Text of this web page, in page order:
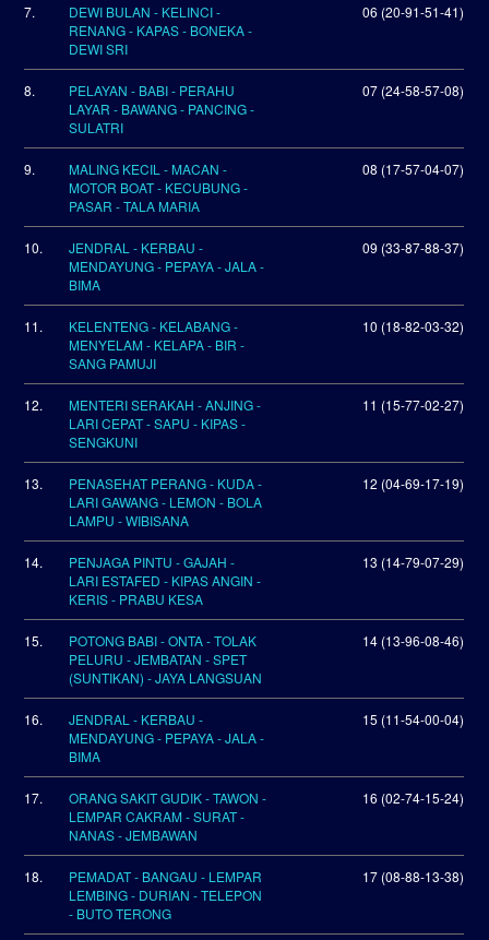
7.
DEWI BULAN - KELINCI -
RENANG - KAPAS - BONEKA -
DEWI SRI
06 (20-91-51-41)
8.
PELAYAN - BABI - PERAHU
LAYAR - BAWANG - PANCING -
SULATRI
07 (24-58-57-08)
9.
MALING KECIL - MACAN -
MOTOR BOAT - KECUBUNG -
PASAR - TALA MARIA
08 (17-57-04-07)
10.
JENDRAL - KERBAU -
MENDAYUNG - PEPAYA - JALA -
BIMA
09 (33-87-88-37)
11.
KELENTENG - KELABANG -
MENYELAM - KELAPA - BIR -
SANG PAMUJI
10 (18-82-03-32)
12.
MENTERI SERAKAH - ANJING -
LARI CEPAT - SAPU - KIPAS -
SENGKUNI
11 (15-77-02-27)
13.
PENASEHAT PERANG - KUDA -
LARI GAWANG - LEMON - BOLA
LAMPU - WIBISANA
12 (04-69-17-19)
14.
PENJAGA PINTU - GAJAH -
LARI ESTAFED - KIPAS ANGIN -
KERIS - PRABU KESA
13 (14-79-07-29)
15.
POTONG BABI - ONTA - TOLAK
PELURU - JEMBATAN - SPET
(SUNTIKAN) - JAYA LANGSUAN
14 (13-96-08-46)
16.
JENDRAL - KERBAU -
MENDAYUNG - PEPAYA - JALA -
BIMA
15 (11-54-00-04)
17.
ORANG SAKIT GUDIK - TAWON -
LEMPAR CAKRAM - SURAT -
NANAS - JEMBAWAN
16 (02-74-15-24)
18.
PEMADAT - BANGAU - LEMPAR
LEMBING - DURIAN - TELEPON
- BUTO TERONG
17 (08-88-13-38)